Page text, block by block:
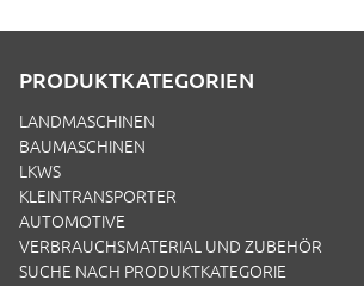
PRODUKTKATEGORIEN
LANDMASCHINEN
BAUMASCHINEN
LKWS
KLEINTRANSPORTER
AUTOMOTIVE
VERBRAUCHSMATERIAL UND ZUBEHÖR
SUCHE NACH PRODUKTKATEGORIE